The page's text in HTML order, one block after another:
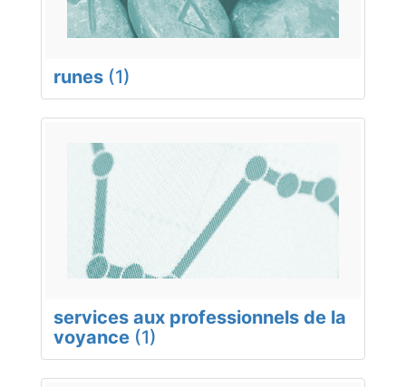
runes (1)
services aux professionnels de la
voyance (1)